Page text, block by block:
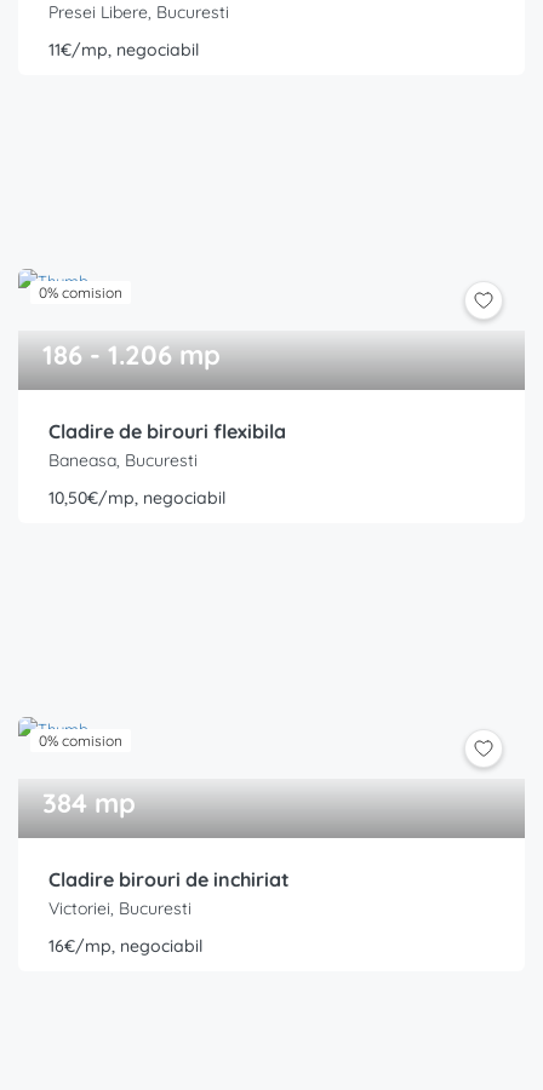
Presei Libere, Bucuresti
11€/mp, negociabil
0% comision
186 - 1.206 mp
Cladire de birouri flexibila
Baneasa, Bucuresti
10,50€/mp, negociabil
0% comision
384 mp
Cladire birouri de inchiriat
Victoriei, Bucuresti
16€/mp, negociabil